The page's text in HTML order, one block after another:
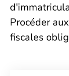
Procéder
fiscales